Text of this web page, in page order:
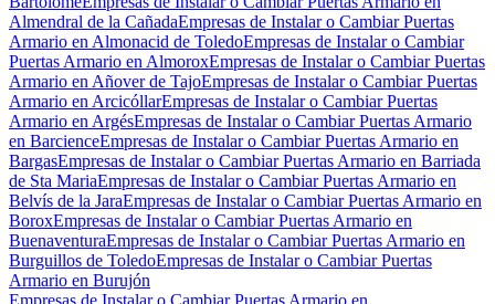
Almendral de la CañadaEmpresas de Instalar o Cambiar Puertas
Armario en Almonacid de ToledoEmpresas de Instalar o Cambiar
Puertas Armario en AlmoroxEmpresas de Instalar o Cambiar Puertas
Armario en Añover de TajoEmpresas de Instalar o Cambiar Puertas
Armario en ArcicóllarEmpresas de Instalar o Cambiar Puertas
Armario en ArgésEmpresas de Instalar o Cambiar Puertas Armario
en BarcienceEmpresas de Instalar o Cambiar Puertas Armario en
BargasEmpresas de Instalar o Cambiar Puertas Armario en Barriada
de Sta MariaEmpresas de Instalar o Cambiar Puertas Armario en
Belvís de la JaraEmpresas de Instalar o Cambiar Puertas Armario en
BoroxEmpresas de Instalar o Cambiar Puertas Armario en
BuenaventuraEmpresas de Instalar o Cambiar Puertas Armario en
Burguillos de ToledoEmpresas de Instalar o Cambiar Puertas
Armario en Burujón
Empresas de Instalar o Cambiar Puertas Armario en